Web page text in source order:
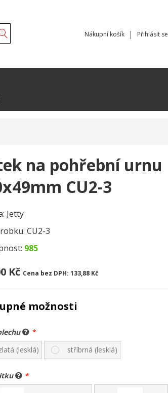
Nákupní košík Přihlásit se
na pohřební urnu
CU2-3
Jetty
CU2-3
985
Kč Cena bez DPH: 133,88 Kč
možnosti
(lesklá)
stříbrná (lesklá)